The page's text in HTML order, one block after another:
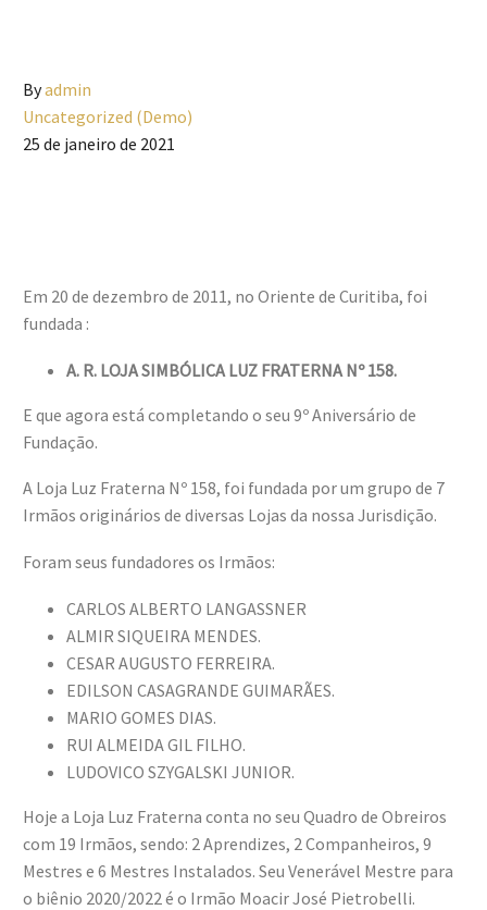
Byadmin
Uncategorized (Demo)
25 de janeiro de 2021
Em 20 de dezembro de 2011, no Oriente de Curitiba, foi
fundada :
A. R. LOJA SIMBÓLICA LUZ FRATERNA Nº 158.
E que agora está completando o seu 9º Aniversário de
Fundação.
A Loja Luz Fraterna Nº 158, foi fundada por um grupo de 7
Irmãos originários de diversas Lojas da nossa Jurisdição.
Foram seus fundadores os Irmãos:
CARLOS ALBERTO LANGASSNER
ALMIR SIQUEIRA MENDES.
CESAR AUGUSTO FERREIRA.
EDILSON CASAGRANDE GUIMARÃES.
MARIO GOMES DIAS.
RUI ALMEIDA GIL FILHO.
LUDOVICO SZYGALSKI JUNIOR.
Hoje a Loja Luz Fraterna conta no seu Quadro de Obreiros
com 19 Irmãos, sendo: 2 Aprendizes, 2 Companheiros, 9
Mestres e 6 Mestres Instalados. Seu Venerável Mestre para
o biênio 2020/2022 é o Irmão Moacir José Pietrobelli.